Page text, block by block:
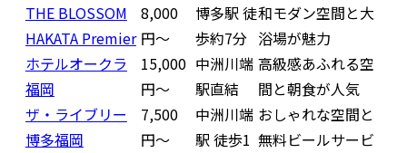
THE BLOSSOM
HAKATA Premier
8,000
円〜
博多駅 徒
歩約7分
和モダン空間と大
浴場が魅力
ホテルオークラ
福岡
15,000
円〜
中洲川端
駅直結
高級感あふれる空
間と朝食が人気
ザ・ライブリー
博多福岡
7,500
円〜
中洲川端
駅 徒歩1
おしゃれな空間と
無料ビールサービ